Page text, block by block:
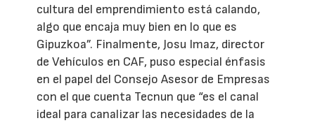
cultura del emprendimiento está calando,
algo que encaja muy bien en lo que es
Gipuzkoa”. Finalmente, Josu Imaz, director
de Vehículos en CAF, puso especial énfasis
en el papel del Consejo Asesor de Empresas
con el que cuenta Tecnun que “es el canal
ideal para canalizar las necesidades de la